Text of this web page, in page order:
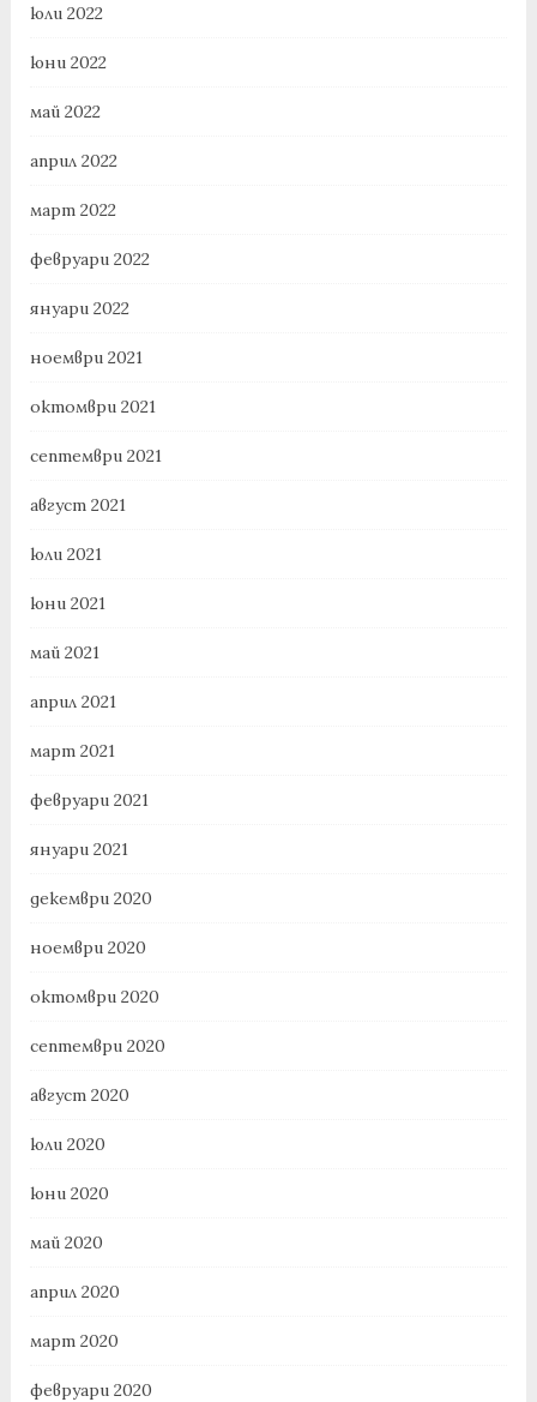
юли 2022
юни 2022
май 2022
април 2022
март 2022
февруари 2022
януари 2022
ноември 2021
октомври 2021
септември 2021
август 2021
юли 2021
юни 2021
май 2021
април 2021
март 2021
февруари 2021
януари 2021
декември 2020
ноември 2020
октомври 2020
септември 2020
август 2020
юли 2020
юни 2020
май 2020
април 2020
март 2020
февруари 2020